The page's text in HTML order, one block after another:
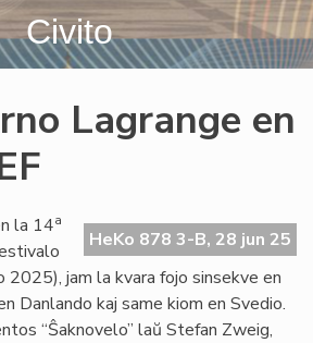
Civito
Lagrange en
HeKo 878 3-B, 28 jun 25
la 14a
jam la kvara fojo sinsekve en
Danlando kaj same kiom en Svedio.
“Ŝaknovelo” laŭ Stefan Zweig,